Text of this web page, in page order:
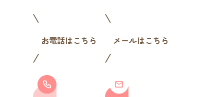
お電話はこちら メールはこちら